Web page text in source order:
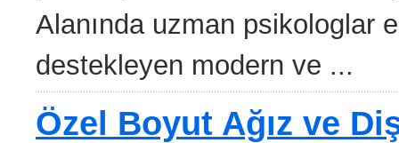
Alanında uzman psikologlar
destekleyen modern ve ...
Özel Boyut Ağız ve